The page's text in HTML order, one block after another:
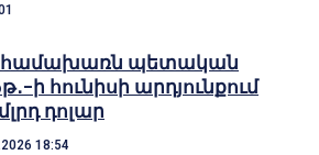
համախառն պետական
հունիսի արդյունքում
դոլար
18:54